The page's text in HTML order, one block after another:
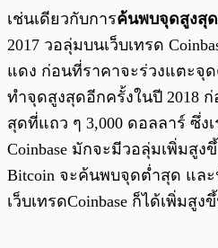
เช่นเดียวกับการค้นพบจุดสูงสุด
2017 วอลุ่มบนเว็บเทรด
แดง ก่อนที่ราคาจะร่วงแตะจุ
ทำจุดสูงสุดอีกครั้งในปี 2018
สุดที่แถว ๆ 3,000 ดอลลาร์ ซึ่ง
Coinbase มักจะมีวอลุ่มเพิ่มสู
Bitcoin จะค้นพบจุดต่ำสุด แล
เว็บเทรดCoinbase ก็ได้เพิ่มสู